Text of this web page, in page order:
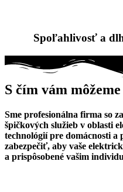
Spoľahlivosť a
S čím vám
Sme profesionálna firma so
špičkových služieb v oblasti
technológií pre domácnosti
zabezpečiť, aby vaše
a prispôsobené vašim